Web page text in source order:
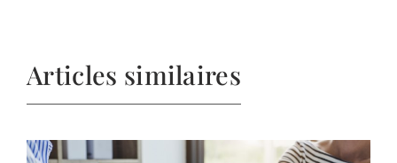
Articles similaires